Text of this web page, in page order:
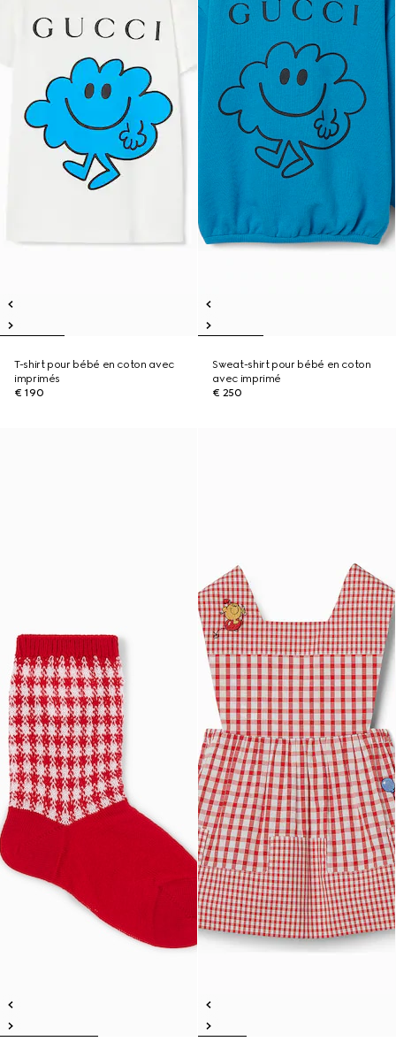
T-shirt pour bébé en coton avec
imprimés
€ 190
Sweat-shirt pour bébé en coton
avec imprimé
€ 250